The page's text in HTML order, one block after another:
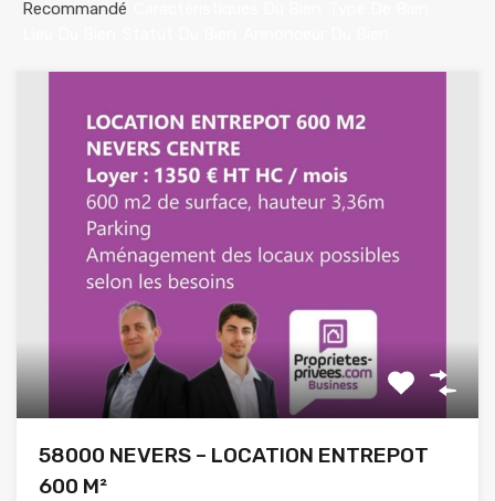
Recommandé
58000 NEVERS – LOCATION ENTREPOT
600 M²